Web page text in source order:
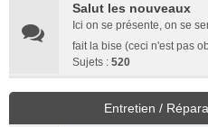
Salut les nouveaux
Ici on se présente, on se
fait la bise (ceci n'est pas
Sujets : 520
Entretien /